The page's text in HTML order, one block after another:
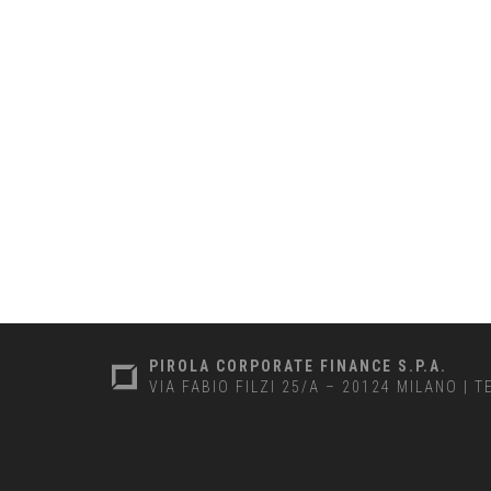
PIROLA CORPORATE FINANCE S.P.A.
VIA FABIO FILZI 25/A – 20124 MILANO